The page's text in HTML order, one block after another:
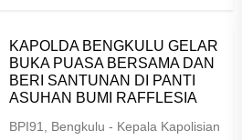
KAPOLDA BENGKULU GELAR
BUKA PUASA BERSAMA DAN
BERI SANTUNAN DI PANTI
ASUHAN BUMI RAFFLESIA
BPI91, Bengkulu - Kepala Kapolisian